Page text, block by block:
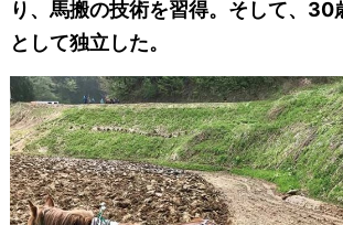
り、馬搬の技術を習得。そして、30
として独立した。